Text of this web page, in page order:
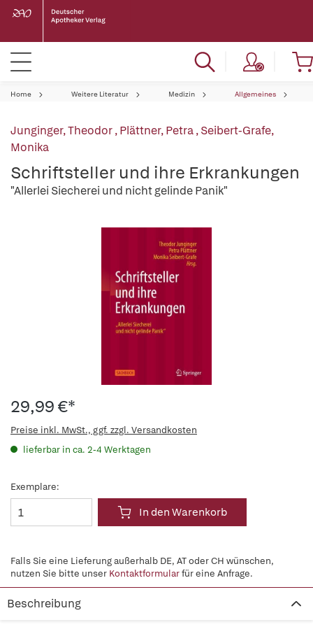
Home Weitere Literatur Medizin Allgemeines
Junginger, Theodor,Plättner, Petra,Seibert-Grafe,
Monika
Schriftsteller und ihre Erkrankungen
"Allerlei Siecherei und nicht gelinde Panik"
29,99 €*
Preise inkl. MwSt., ggf. zzgl. Versandkosten
lieferbar in ca. 2-4 Werktagen
Exemplare:
In den Warenkorb
Falls Sie eine Lieferung außerhalb DE, AT oder CH wünschen,
nutzen Sie bitte unser Kontaktformularfür eine Anfrage.
Beschreibung